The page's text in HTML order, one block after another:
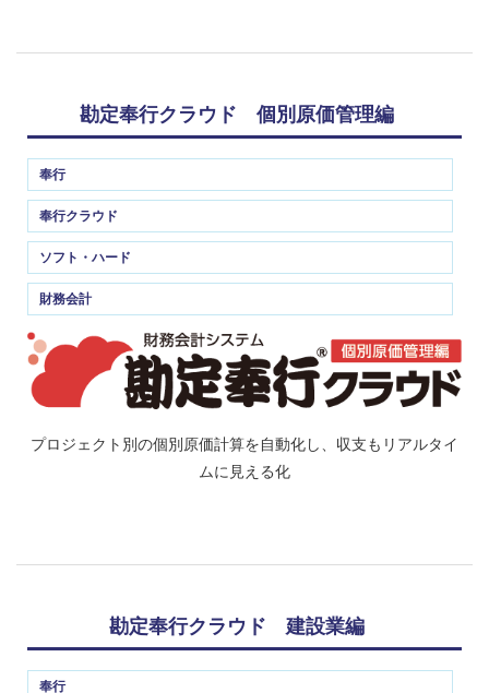
勘定奉行クラウド 個別原価管理編
奉行
奉行クラウド
ソフト・ハード
財務会計
プロジェクト別の個別原価計算を自動化し、収支もリアルタイ
ムに見える化
勘定奉行クラウド 建設業編
奉行